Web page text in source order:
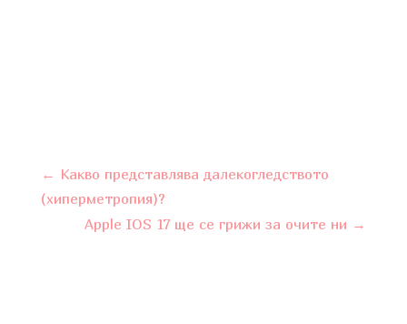
← Какво представлява далекогледството
(хиперметропия)?
Apple IOS 17 ще се грижи за очите ни →